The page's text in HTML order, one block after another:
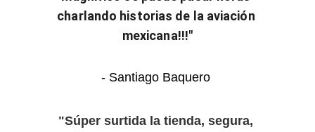
charlando historias de la aviación
mexicana!!!"
- Santiago Baquero
"Súper surtida la tienda, segura,